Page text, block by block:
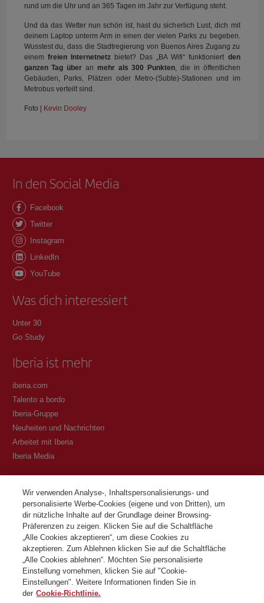
rund um die Uhr und an 365 Tagen im Jahr zur Verfügung steht.
Und da das Wetter nun schön ist, hast du sicherlich Lust, dich mit
deinem Laptop unterm Arm in einen der vielen Parks zu begeben.
Wusstest du, dass die Stadtregierung von Buenos Aires Zugang zu
einem freien Internetnetzbietet? Das „BA Wifi“ funktioniert den
ganzen Tag über an mehr als 300 Punkten , die in öffentlichen
Gebäuden, Parks, Plätzen oder Metro-(Subte)-Stationen und im
Metrobus verteilt sind.
Foto | Kevin Dooley
In den Social Media
Facebook
Twitter
Instagram
LinkedIn
YouTube
Was dich interessiert
Unter 30
Go Study
Iberia ist mehr
iberia.com
Talento a bordo
Iberia-Gruppe
Neuheiten und Nachrichten
Arbeitet mit Iberia
Iberia Media
Allgemeine Geschäftsbedingungen des Iberia Club Programms
Bedingungen für die Registrierung auf iberia.com
Richtlinien zum Schutz personenbezogener Daten
Cookie-Richtlinie und -Verwaltung
Kontaktiere
©Iberia Joven 2026. Alle Rechte vorbehalten.
Wir verwenden Analyse-, Inhaltspersonalisierungs- und
personalisierte Werbe-Cookies (eigene und von Dritten), um
dir nützliche Inhalte auf der Grundlage deiner Browsing-
Präferenzen zu zeigen. Klicken Sie auf die Schaltfläche
„Alle Cookies akzeptieren“, um diese Cookies zu
akzeptieren. Zum Ablehnen klicken Sie auf die Schaltfläche
„Alle Cookies ablehnen“. Möchten Sie personalisierte
Einstellung vornehmen, klicken Sie auf "Cookie-
Einstellungen". Weitere Informationen finden Sie in
der Cookie-Richtlinie.